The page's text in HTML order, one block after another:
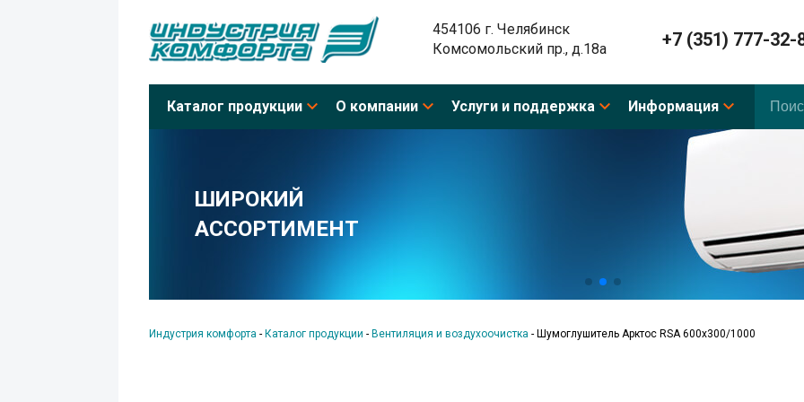
454106 г. Челябинск
Комсомольский пр., д.18а
+7 (351) 777-32-
Каталог продукции О компании Услуги и поддержка Информация
ШИРОКИЙ
АССОРТИМЕНТ
Индустрия комфорта - Каталог продукции - Вентиляция и воздухоочистка - Шумоглушитель Арктос RSA 600x300/1000